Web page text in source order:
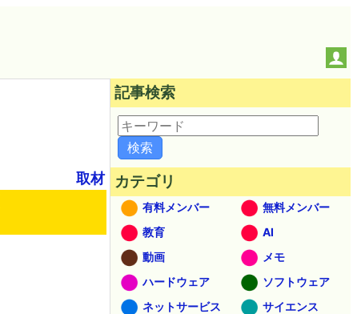
取材
記事検索
カテゴリ
有料メンバー
無料メンバー
教育
AI
動画
メモ
ハードウェア
ソフトウェア
ネットサービス
サイエンス